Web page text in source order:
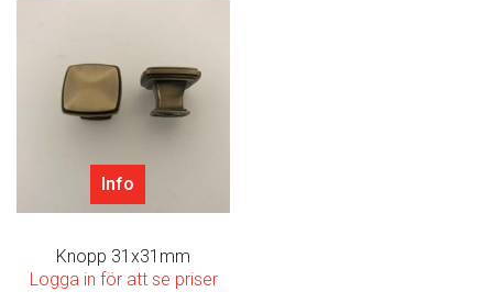
Info
Knopp 31x31mm
Logga in för att se priser